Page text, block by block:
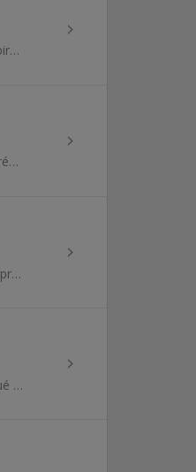
Morin est une animalerie en ligne qui propose plus de 5500 produits, accessoires et alimentation pour chiens, chats et...
Ultra Premium Direct propose des croquettes premium sans céréales, élaborées avec des ingrédients naturels pour le bien-être animal. Des produits...
Le cashback Zooplus pour nos membres en Belgique. Que vous soyez le propriétaire d’un chien, d’un chat, d’un petit animal, d’un oiseau ou d’un p...
Costway France a été fondé en 2013 avec un premier entrepôt logistique situé sur la commune de Neuville-En-Ferrain, près de Lille. Ils possèdent pl...